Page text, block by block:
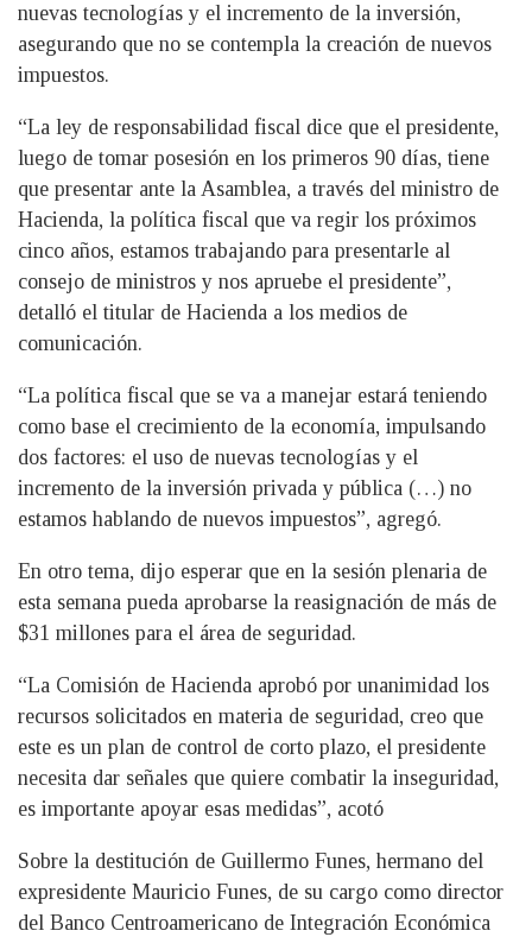
nuevas tecnologías y el incremento de la inversión,
asegurando que no se contempla la creación de nuevos
impuestos.
“La ley de responsabilidad fiscal dice que el presidente,
luego de tomar posesión en los primeros 90 días, tiene
que presentar ante la Asamblea, a través del ministro de
Hacienda, la política fiscal que va regir los próximos
cinco años, estamos trabajando para presentarle al
consejo de ministros y nos apruebe el presidente”,
detalló el titular de Hacienda a los medios de
comunicación.
“La política fiscal que se va a manejar estará teniendo
como base el crecimiento de la economía, impulsando
dos factores: el uso de nuevas tecnologías y el
incremento de la inversión privada y pública (…) no
estamos hablando de nuevos impuestos”, agregó.
En otro tema, dijo esperar que en la sesión plenaria de
esta semana pueda aprobarse la reasignación de más de
$31 millones para el área de seguridad.
“La Comisión de Hacienda aprobó por unanimidad los
recursos solicitados en materia de seguridad, creo que
este es un plan de control de corto plazo, el presidente
necesita dar señales que quiere combatir la inseguridad,
es importante apoyar esas medidas”, acotó
Sobre la destitución de Guillermo Funes, hermano del
expresidente Mauricio Funes, de su cargo como director
del Banco Centroamericano de Integración Económica